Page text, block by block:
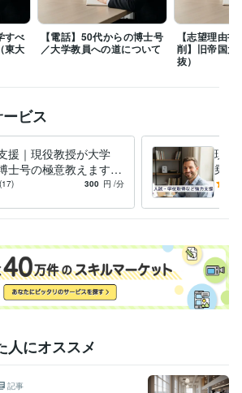
立命館大学、招待講演 東大病院、産学連携メデ
ナー 日本再生医療学会総会、ランチョンセ
リテーション学会学術集会 シンポジウム 学生
優秀選手賞
年 : 2000年
: 2015年
ティブツール
ト:18年PowerPoint:25年Word:25年
Adobe Illustrator:21年
ア相談
リーダー・マネジメント
【心理的サポート】
雑談・話し相手】気軽にフリートーク
【健
相談 【スキルアップ】人前で話すコツ
美容 悩み 相談 筋トレ 大学 学生
~ 2001年2月
~ 2003年2月
~ 2007年2月
すべ
東大
【電話】50代からの博士号
／大学教員への道について
【志望理由
削】旧帝国大
抜）
ビス
援｜現役教授が大学
士号の極意教えます
・失敗】現役教授が学
(17) 300 円 /分
現役
乗り
ど人
人にオススメ
記事